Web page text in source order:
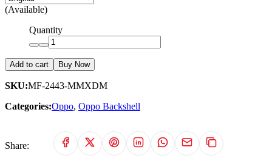
(Available)
Quantity
Add to cart Buy Now
SKU:MF-2443-MMXDM
Categories:Oppo, Oppo Backshell
Share: